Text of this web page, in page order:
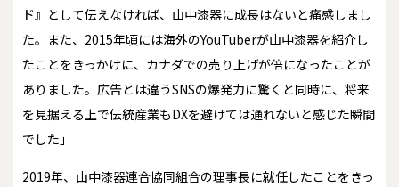
ド』として伝えなければ、山中漆器に成長はないと痛感しまし
た。また、2015年頃には海外のYouTuberが山中漆器を紹介し
たことをきっかけに、カナダでの売り上げが倍になったことが
ありました。広告とは違うSNSの爆発力に驚くと同時に、将来
を見据える上で伝統産業もDXを避けては通れないと感じた瞬間
でした」
2019年、山中漆器連合協同組合の理事長に就任したことをきっ